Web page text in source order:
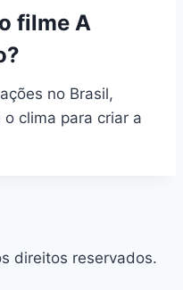
filme A
no Brasil,
clima para criar a
direitos reservados.